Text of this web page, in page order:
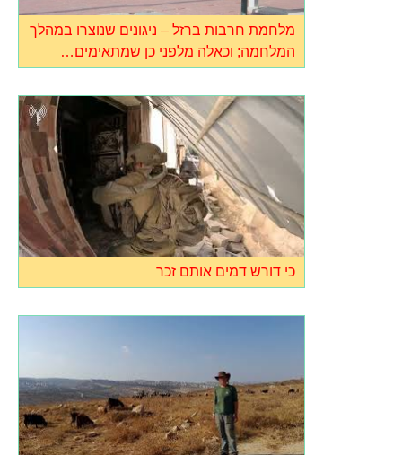
מלחמת חרבות ברזל – ניגונים שנוצרו במהלך
המלחמה; וכאלה מלפני כן שמתאימים…
כי דורש דמים אותם זכר